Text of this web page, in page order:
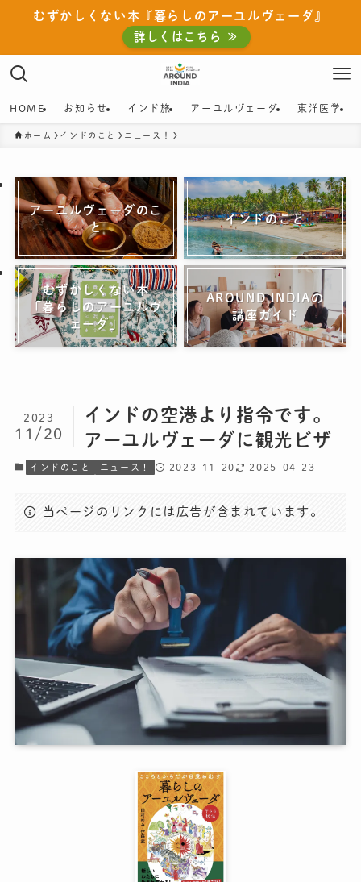
むずかしくない本『暮らしのアーユルヴェーダ』
詳しくはこちら ≫
HOME お知らせ インド旅 アーユルヴェーダ 東洋医学
ホーム インドのこと ニュース！
アーユルヴェーダのこ
と
インドのこと
むずかしくない本
「暮らしのアーユルヴ
ェーダ」
AROUND INDIAの
講座ガイド
インドの空港より指令です。
アーユルヴェーダに観光ビザ
2023
11/20
インドのこと ニュース！ 2023-11-20 2025-04-23
当ページのリンクには広告が含まれています。